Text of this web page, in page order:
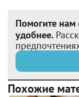
Помогите нам
удобнее.
Похожие